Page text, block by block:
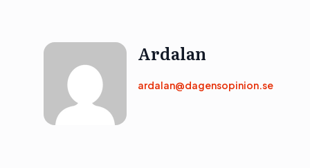
Ardalan
ardalan@dagensopinion.se